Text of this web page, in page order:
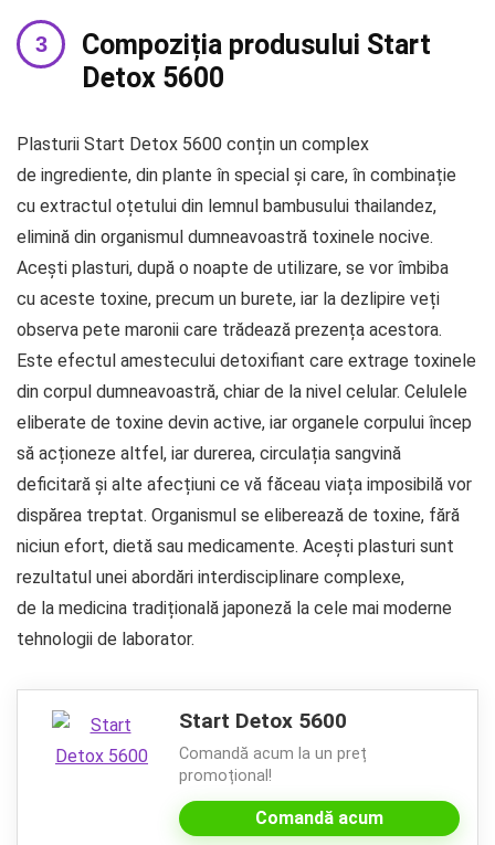
Compoziția produsului Start
Detox 5600
Plasturii Start Detox 5600 conțin un complex
de ingrediente, din plante în special și care, în combinație
cu extractul oțetului din lemnul bambusului thailandez,
elimină din organismul dumneavoastră toxinele nocive.
Acești plasturi, după o noapte de utilizare, se vor îmbiba
cu aceste toxine, precum un burete, iar la dezlipire veți
observa pete maronii care trădează prezența acestora.
Este efectul amestecului detoxifiant care extrage toxinele
din corpul dumneavoastră, chiar de la nivel celular. Celulele
eliberate de toxine devin active, iar organele corpului încep
să acționeze altfel, iar durerea, circulația sangvină
deficitară și alte afecțiuni ce vă făceau viața imposibilă vor
dispărea treptat. Organismul se eliberează de toxine, fără
niciun efort, dietă sau medicamente. Acești plasturi sunt
rezultatul unei abordări interdisciplinare complexe,
de la medicina tradițională japoneză la cele mai moderne
tehnologii de laborator.
Start Detox 5600
Comandă acum la un preț
promoțional!
Comandă acum